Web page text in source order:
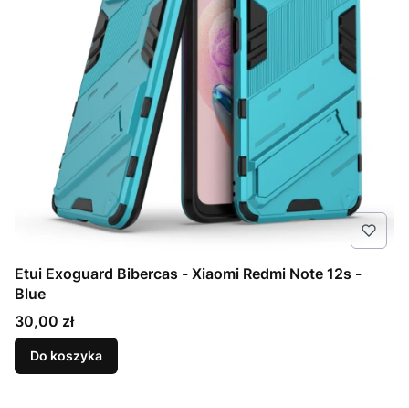
Etui Exoguard Bibercas - Xiaomi Redmi Note 12s -
Blue
Cena
30,00 zł
Do koszyka